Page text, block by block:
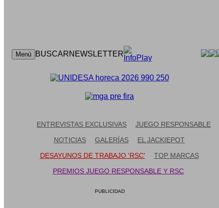
Menú BUSCARNEWSLETTER
ENTREVISTAS EXCLUSIVAS
JUEGO RESPONSABLE
NOTICIAS
GALERÍAS
EL JACKIEPOT
DESAYUNOS DE TRABAJO 'RSC'
TOP MARCAS
PREMIOS JUEGO RESPONSABLE Y RSC
PUBLICIDAD